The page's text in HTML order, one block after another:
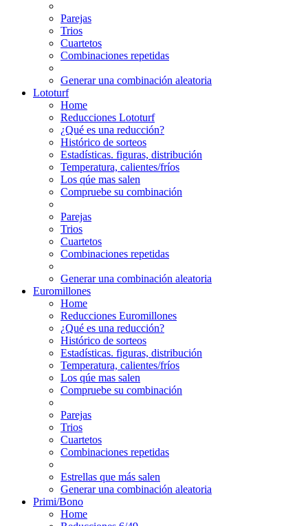
Parejas
Trios
Cuartetos
Combinaciones repetidas
Generar una combinación aleatoria
Lototurf
Home
Reducciones Lototurf
¿Qué es una reducción?
Histórico de sorteos
Estadísticas. figuras, distribución
Temperatura, calientes/fríos
Los qúe mas salen
Compruebe su combinación
Parejas
Trios
Cuartetos
Combinaciones repetidas
Generar una combinación aleatoria
Euromillones
Home
Reducciones Euromillones
¿Qué es una reducción?
Histórico de sorteos
Estadísticas. figuras, distribución
Temperatura, calientes/fríos
Los qúe mas salen
Compruebe su combinación
Parejas
Trios
Cuartetos
Combinaciones repetidas
Estrellas que más salen
Generar una combinación aleatoria
Primi/Bono
Home